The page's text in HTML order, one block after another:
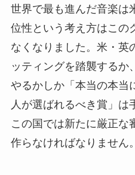
世界で最も進んだ音楽は
位性という考え方はこの
なくなりました。米・英
ッティングを踏襲するか
やるかしか「本当の本当
人が選ばれるべき賞」は
この国では新たに厳正な
作らなければなりません。